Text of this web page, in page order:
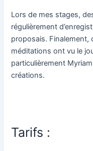
Lors de mes stages,
régulièrement
proposais. Finalement,
méditations ont vu le
particulièrement
créations.
Tarifs :